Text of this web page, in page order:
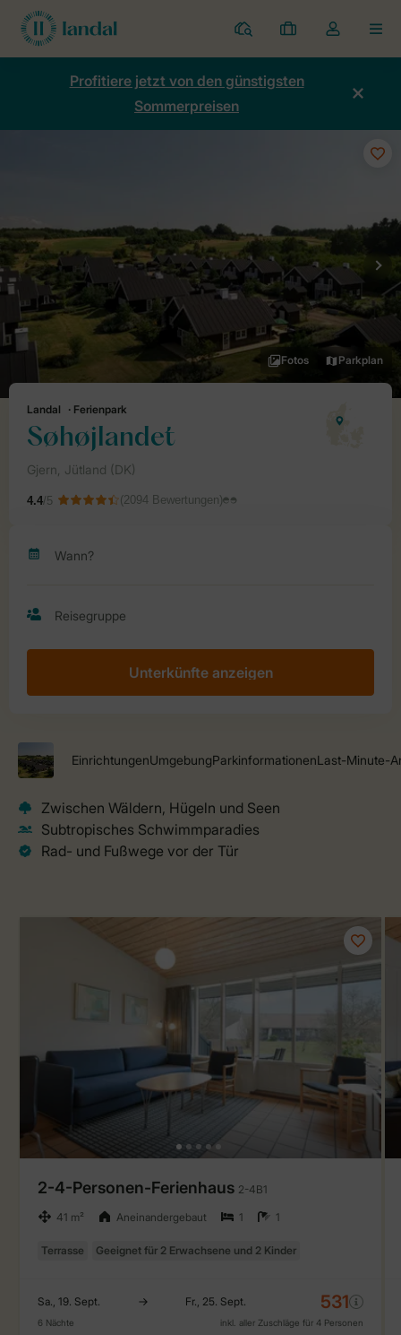
Ferienparks
Meine
Buchungen
Dropdown-
Menü
Kontos
Profitiere jetzt von den günstigsten
Sommerpreisen
Unterkünfte anzeigen